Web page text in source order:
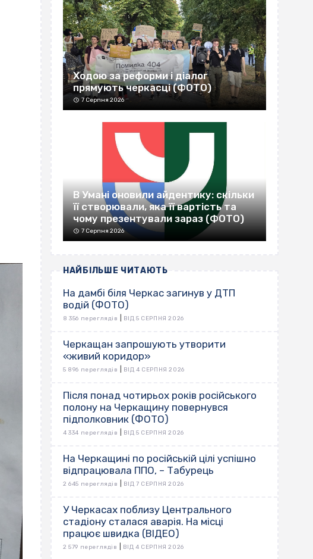
Ходою за реформи і діалог
прямують черкасці (ФОТО)
7 Серпня 2026
В Умані оновили айдентику: скільки
її створювали, яка її вартість та
чому презентували зараз (ФОТО)
7 Серпня 2026
НАЙБІЛЬШЕ ЧИТАЮТЬ
На дамбі біля Черкас загинув у ДТП
водій (ФОТО)
8 356 переглядів ВІД 5 СЕРПНЯ 2026
Черкащан запрошують утворити
«живий коридор»
5 896 переглядів ВІД 4 СЕРПНЯ 2026
Після понад чотирьох років російського
полону на Черкащину повернувся
підполковник (ФОТО)
4 334 переглядів ВІД 5 СЕРПНЯ 2026
На Черкащині по російській цілі успішно
відпрацювала ППО, – Табурець
2 645 переглядів ВІД 7 СЕРПНЯ 2026
У Черкасах поблизу Центрального
стадіону сталася аварія. На місці
працює швидка (ВІДЕО)
2 579 переглядів ВІД 4 СЕРПНЯ 2026